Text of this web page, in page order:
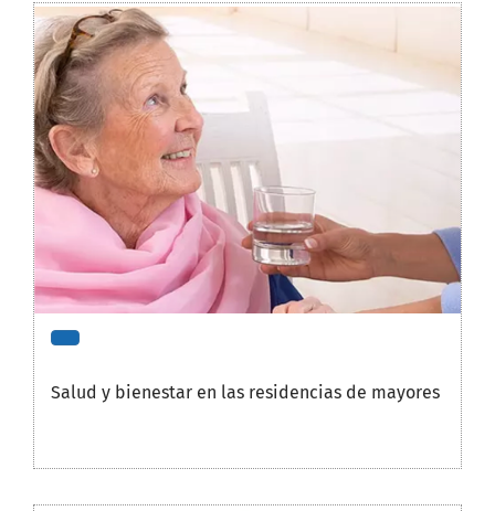
Salud y bienestar en las residencias de mayores